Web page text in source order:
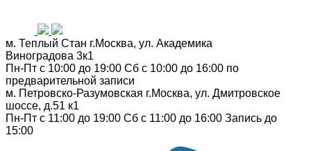
м. Теплый Стан г.Москва, ул. Академика
Виноградова 3к1
Пн-Пт с 10:00 до 19:00 Сб с 10:00 до 16:00 по
предварительной записи
м. Петровско-Разумовская г.Москва, ул. Дмитровское
шоссе, д.51 к1
Пн-Пт с 11:00 до 19:00 Сб с 11:00 до 16:00 Запись до
15:00